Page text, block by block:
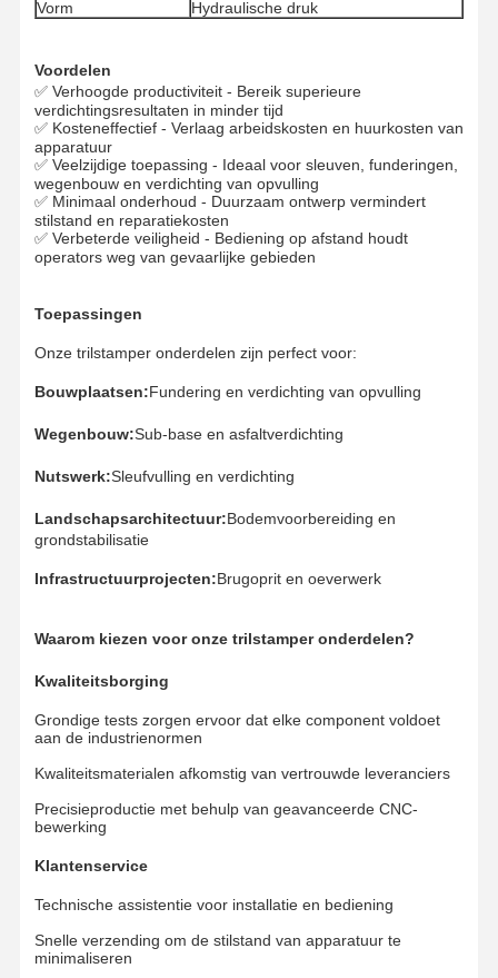
Spoor schoenenpad
Spoorregelaar
Spoorbouten
Aanhangsel van de graafmachine
Bucket van de graafmachine
Vloeibare tanden
Dozer snijrand
Graafwerktuigwapen
Druk op de spoorpen
Vorm Hydraulische druk
Voordelen
✅ Verhoogde productiviteit - Bereik superieure
verdichtingsresultaten in minder tijd
✅ Kosteneffectief - Verlaag arbeidskosten en huurkosten van
apparatuur
✅ Veelzijdige toepassing - Ideaal voor sleuven, funderingen,
wegenbouw en verdichting van opvulling
✅ Minimaal onderhoud - Duurzaam ontwerp vermindert
stilstand en reparatiekosten
✅ Verbeterde veiligheid - Bediening op afstand houdt
operators weg van gevaarlijke gebieden
Toepassingen
Onze trilstamper onderdelen zijn perfect voor:
Bouwplaatsen:Fundering en verdichting van opvulling
Wegenbouw:Sub-base en asfaltverdichting
Nutswerk:Sleufvulling en verdichting
Landschapsarchitectuur:Bodemvoorbereiding en
grondstabilisatie
Infrastructuurprojecten:Brugoprit en oeverwerk
Waarom kiezen voor onze trilstamper onderdelen?
Kwaliteitsborging
Grondige tests zorgen ervoor dat elke component voldoet
aan de industrienormen
Kwaliteitsmaterialen afkomstig van vertrouwde leveranciers
Precisieproductie met behulp van geavanceerde CNC-
bewerking
Klantenservice
Technische assistentie voor installatie en bediening
Snelle verzending om de stilstand van apparatuur te
minimaliseren